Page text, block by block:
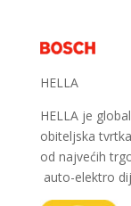
HELLA
HELLA je
obiteljska
od najvećih
auto-elektro